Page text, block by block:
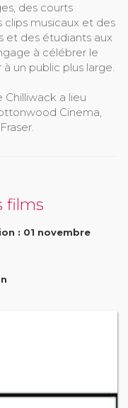
des courts
musicaux et des
et des étudiants aux
à célébrer le
un public plus large.
a lieu
Cinema,
films
: 01 novembre